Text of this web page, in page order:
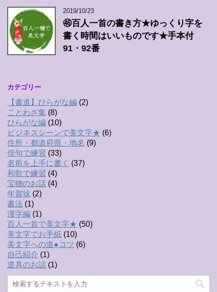
2019/10/23
㊻百人一首の書き方★ゆっくり字を
書く時間はいいものです★手本付
91・92番
カテゴリー
【書道】ひらがな編 (2)
ことわざ集 (8)
ひらがな編 (10)
ビジネスシーンで美文字★ (6)
住所・都道府県・地名 (9)
俳句で練習 (33)
名前を上手に書く
(37)
和歌で練習 (4)
宝物のお話 (4)
年賀状 (2)
書法 (1)
漢字編 (1)
百人一首で美文字★ (50)
美文字でお手紙 (10)
美文字への道●コツ (6)
自己紹介 (1)
道具のお話 (1)